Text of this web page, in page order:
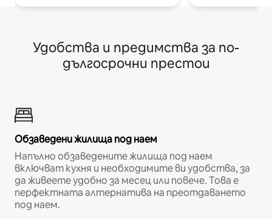
Удобства и предимства за по-
дългосрочни престои
Обзаведени жилища под наем
Напълно обзаведените жилища под наем
включват кухня и необходимите ви удобства, за
да живеете удобно за месец или повече. Това е
перфектната алтернатива на преотдаването
под наем.